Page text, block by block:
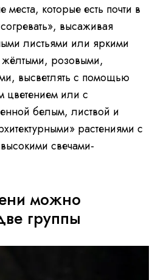
которые есть почти в
высаживая
листьями или яркими
жёлтыми, розовыми,
высветлять с помощью
цветением или с
белым, листвой и
растениями с
свечами-
можно
группы